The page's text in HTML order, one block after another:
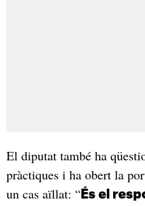
El diputat també ha
pràctiques i ha obert la
un cas aïllat: “És el